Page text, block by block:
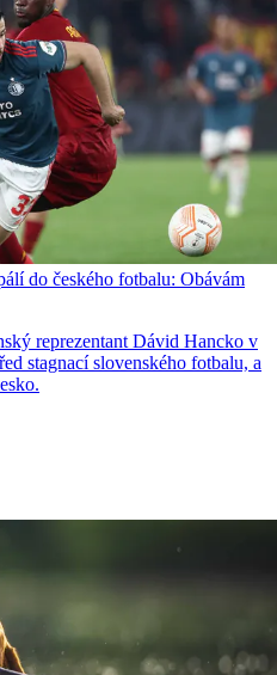
do českého fotbalu: Obávám
reprezentant Dávid Hancko v
stagnací slovenského fotbalu, a